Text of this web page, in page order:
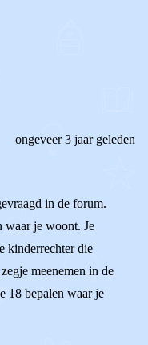
ongeveer 3 jaar geleden
in de forum.
waar je woont. Je
kinderrechter die
meenemen in de
18 bepalen waar je